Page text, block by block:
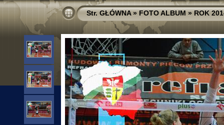
Str. GŁÓWNA»FOTO ALBUM»ROK